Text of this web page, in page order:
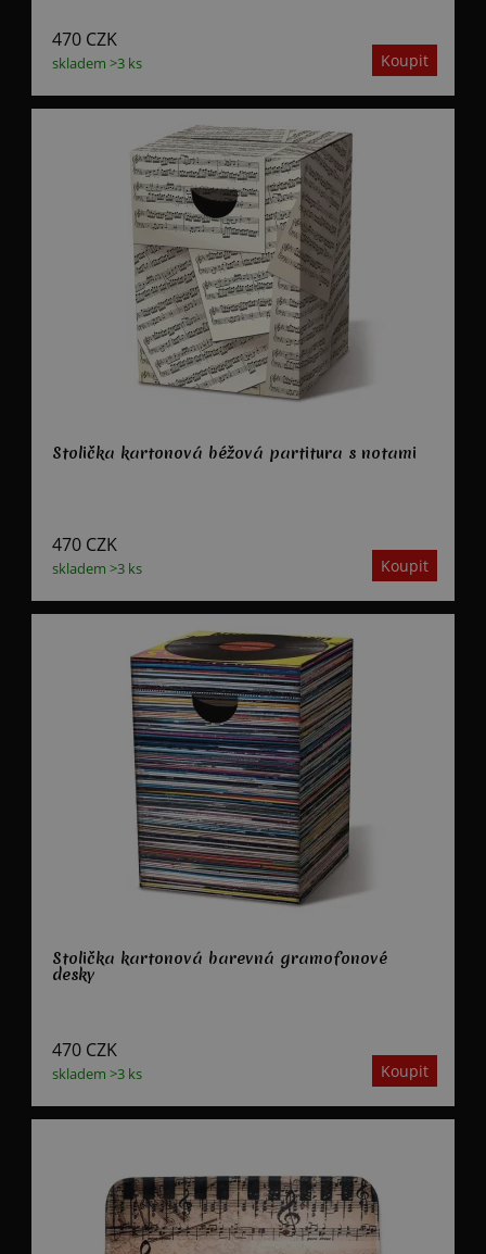
skladem >3 ks
470 CZK
Stolička kartonová béžová partitura s notami
skladem >3 ks
470 CZK
Stolička kartonová barevná gramofonové
desky
skladem >3 ks
470 CZK